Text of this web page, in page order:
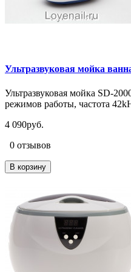
Ультразвуковая мойка
Ультразвуковая мойка SD-
режимов работы, частота
4 090руб.
0 отзывов
В корзину